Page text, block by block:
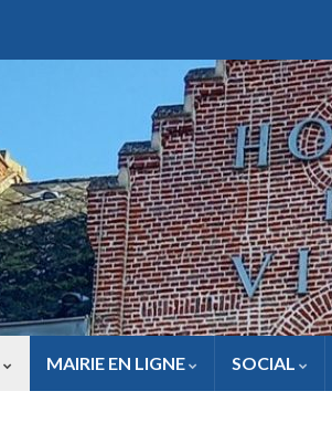
MAIRIE EN LIGNE SOCIAL